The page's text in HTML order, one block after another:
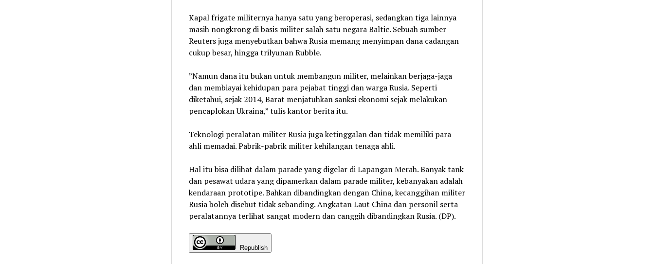
Kapal frigate militernya hanya satu yang beroperasi, sedangkan tiga lainnya
masih nongkrong di basis militer salah satu negara Baltic. Sebuah sumber
Reuters juga menyebutkan bahwa Rusia memang menyimpan dana cadangan
cukup besar, hingga trilyunan Rubble.
”Namun dana itu bukan untuk membangun militer, melainkan berjaga-jaga
dan membiayai kehidupan para pejabat tinggi dan warga Rusia. Seperti
diketahui, sejak 2014, Barat menjatuhkan sanksi ekonomi sejak melakukan
pencaplokan Ukraina,” tulis kantor berita itu.
Teknologi peralatan militer Rusia juga ketinggalan dan tidak memiliki para
ahli memadai. Pabrik-pabrik militer kehilangan tenaga ahli.
Hal itu bisa dilihat dalam parade yang digelar di Lapangan Merah. Banyak tank
dan pesawat udara yang dipamerkan dalam parade militer, kebanyakan adalah
kendaraan prototipe. Bahkan dibandingkan dengan China, kecanggihan militer
Rusia boleh disebut tidak sebanding. Angkatan Laut China dan personil serta
peralatannya terlihat sangat modern dan canggih dibandingkan Rusia. (DP).
Republish